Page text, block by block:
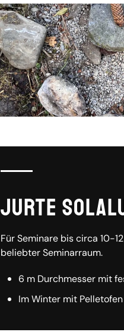
Jurte
Für Seminare bis circa 10-
beliebter Seminarraum.
6 m Durchmesser mit
Im Winter mit